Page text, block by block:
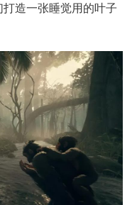
造一张睡觉用的叶子